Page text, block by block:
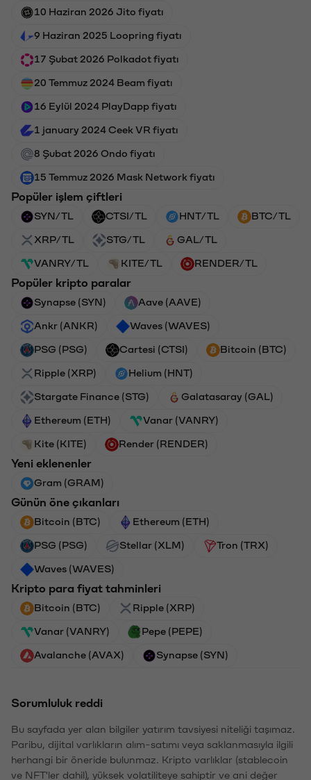
10 Haziran 2026 Jito fiyatı
9 Haziran 2025 Loopring fiyatı
17 Şubat 2026 Polkadot fiyatı
20 Temmuz 2024 Beam fiyatı
16 Eylül 2024 PlayDapp fiyatı
1 january 2024 Ceek VR fiyatı
8 Şubat 2026 Ondo fiyatı
15 Temmuz 2026 Mask Network fiyatı
Popüler işlem çiftleri
SYN/TL CTSI/TL HNT/TL BTC/TL
XRP/TL STG/TL GAL/TL
VANRY/TL KITE/TL RENDER/TL
Popüler kripto paralar
Synapse (SYN) Aave (AAVE)
Ankr (ANKR) Waves (WAVES)
PSG (PSG) Cartesi (CTSI) Bitcoin (BTC)
Ripple (XRP) Helium (HNT)
Stargate Finance (STG) Galatasaray (GAL)
Ethereum (ETH) Vanar (VANRY)
Kite (KITE) Render (RENDER)
Yeni eklenenler
Gram (GRAM)
Günün öne çıkanları
Bitcoin (BTC) Ethereum (ETH)
PSG (PSG) Stellar (XLM) Tron (TRX)
Waves (WAVES)
Kripto para fiyat tahminleri
Bitcoin (BTC) Ripple (XRP)
Vanar (VANRY) Pepe (PEPE)
Avalanche (AVAX) Synapse (SYN)
Sorumluluk reddi
Bu sayfada yer alan bilgiler yatırım tavsiyesi niteliği taşımaz.
Paribu, dijital varlıkların alım-satımı veya saklanmasıyla ilgili
herhangi bir öneride bulunmaz. Kripto varlıklar (stablecoin
ve NFT'ler dahil), yüksek volatiliteye sahiptir ve ani değer